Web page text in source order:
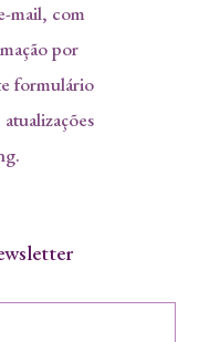
mail, com
por
formulário